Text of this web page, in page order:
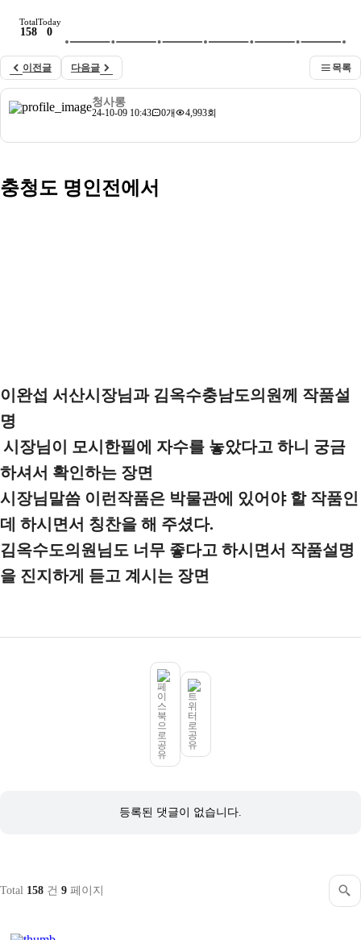
Total
158
Today
0
이전글 다음글 목록
청사롱
24-10-09 10:43 0개 4,993회
충청도 명인전에서
이완섭 서산시장님과 김옥수충남도의원께 작품설
명
시장님이 모시한필에 자수를 놓았다고 하니 궁금
하셔서 확인하는 장면
시장님말씀 이런작품은 박물관에 있어야 할 작품인
데 하시면서 칭찬을 해 주셨다.
김옥수도의원님도 너무 좋다고 하시면서 작품설명
을 진지하게 듣고 계시는 장면
등록된 댓글이 없습니다.
Total 158 건 9 페이지